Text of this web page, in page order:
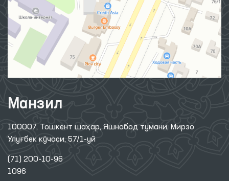
Манзил
100007, Тошкент шаҳар, Яшнобод тумани, Мирзо
Улуғбек кўчаси, 57/1-уй
(71) 200-10-96
1096